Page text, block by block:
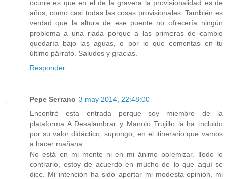
ocurre es que en el de la gravera la provisionalidad es de
años, como casi todas las cosas provisionales. También es
verdad que la altura de ese puente no ofrecería ningún
problema a una riada porque a las primeras de cambio
quedaría bajo las aguas, o por lo que comentas en tu
último párrafo. Saludos y gracias.
Responder
Pepe Serrano 3 may 2014, 22:48:00
Encontré esta entrada porque soy miembro de la
plataforma A Desalambrar y Manolo Trujillo la ha incluido
por su valor didáctico, supongo, en el itinerario que vamos
a hacer mañana.
No está en mi mente ni en mi ánimo polemizar. Todo lo
contrario, estoy de acuerdo en mucho de lo que aquí se
dice. Mi intención ha sido aportar mi modesta opinión, mi